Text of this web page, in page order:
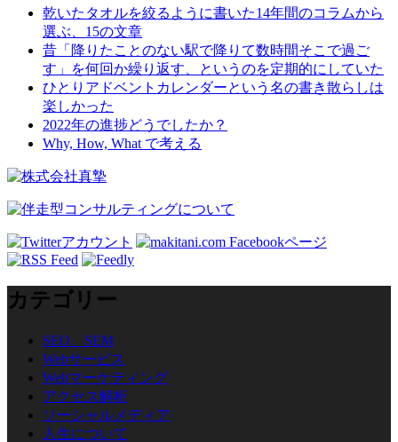
乾いたタオルを絞るように書いた14年間のコラムから
選ぶ、15の文章
昔「降りたことのない駅で降りて数時間そこで過ご
す」を何回か繰り返す、というのを定期的にしていた
ひとりアドベントカレンダーという名の書き散らしは
楽しかった
2022年の進捗どうでしたか？
Why, How, What で考える
カテゴリー
SEO、SEM
Webサービス
Webマーケティング
アクセス解析
ソーシャルメディア
人生について